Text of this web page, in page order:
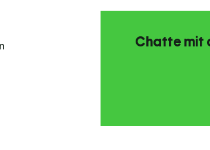
Chatte mit